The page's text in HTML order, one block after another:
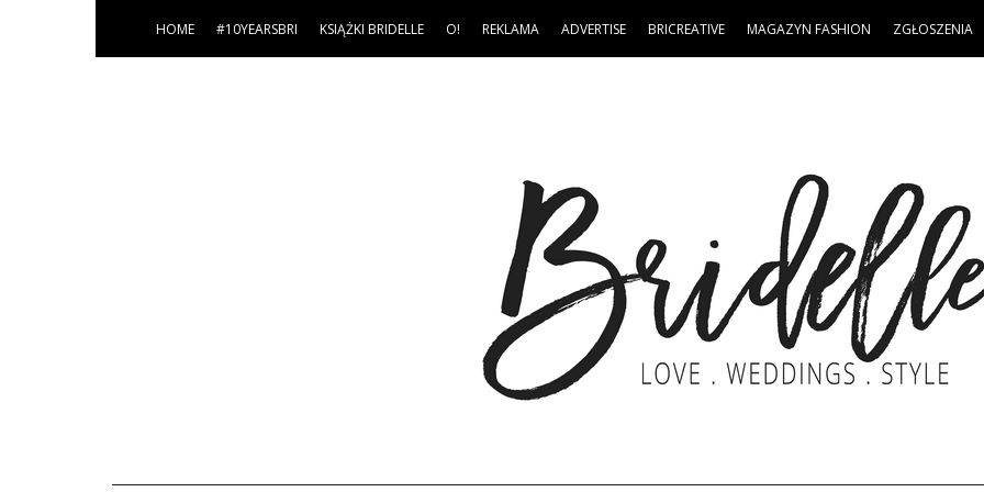
HOME #10YEARSBRI KSIĄŻKI BRIDELLE O! REKLAMA ADVERTISE BRICREATIVE MAGAZYN FASHION ZGŁOSZENIA